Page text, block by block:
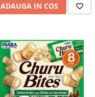
ADAUGA IN COS